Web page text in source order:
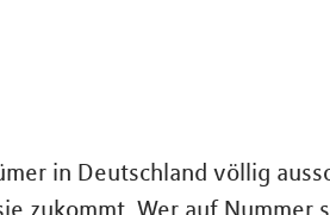
in Deutschland völlig
zukommt. Wer auf Nummer